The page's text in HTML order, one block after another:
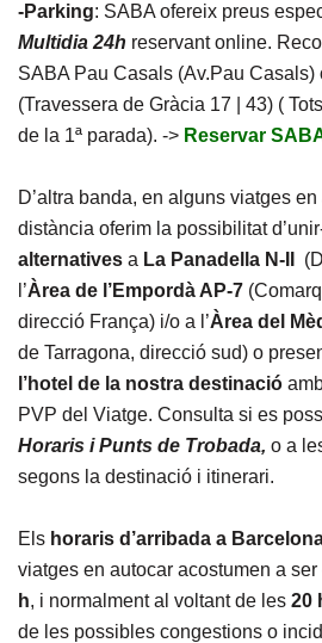
-Parking: SABA ofereix preus
Multidia 24h reservant online.
SABA Pau Casals (Av.Pau Casals)
(Travessera de Gràcia 17 | 43) (
de la 1ª parada). -> Reservar
D’altra banda, en alguns viatges en
distància oferim la possibilitat
alternatives a La Panadella N-II
l’Àrea de l’Empordà AP-7
direcció França) i/o a l’Àrea del
de Tarragona, direcció sud) o
l’hotel de la nostra destinació
PVP del Viatge. Consulta si es
Horaris i Punts de Trobada, o a
segons la destinació i itinerari.
Els horaris d’arribada a
viatges en autocar acostumen a ser
h, i normalment al voltant de les 20
de les possibles congestions o